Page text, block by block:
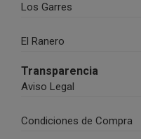
Los Garres
El Ranero
Transparencia
Aviso Legal
Condiciones de Compra